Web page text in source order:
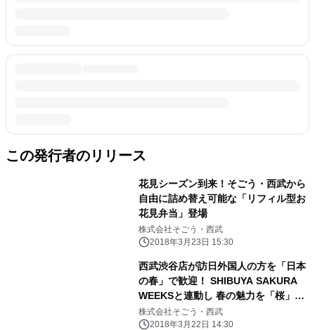
この発行者のリリース
花見シーズン到来！そごう・西武から
自由に詰め替え可能な「リフィル型お
花見弁当」登場
株式会社そごう・西武
2018年3月23日 15:30
西武渋谷店が訪日外国人の方を「日本
の春」で歓迎！ SHIBUYA SAKURA
WEEKSと連動し 春の魅力を「桜」テ
ーマで提供
株式会社そごう・西武
2018年3月22日 14:30